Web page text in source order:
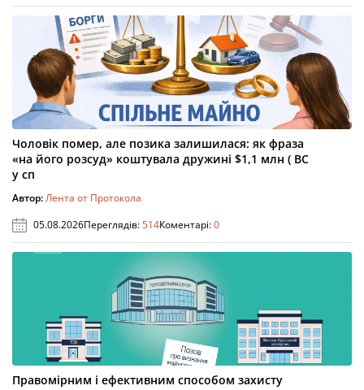
Чоловік помер, але позика залишилася: як фраза
«на його розсуд» коштувала дружині $1,1 млн ( ВС
у сп
Автор:Лента от Протокола
05.08.2026Переглядів:514Коментарі:0
Правомірним і ефективним способом захисту